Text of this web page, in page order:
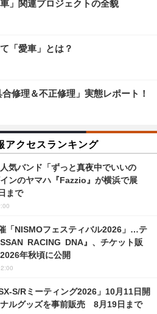
」関連プロジェクトの全貌
「愛車」とは？
修理＆不正修理」実態レポート！
アクセスランキング
人気バンド「ずっと真夜中でいいの
ンのヤマハ『Fazzio』が横浜で展
まで
「NISMOフェスティバル2026」…テ
RACING DNA』、チケット販
年秋頃に公開
S/Rミーティング2026」10月11日開
ルグッズを事前販売 8月19日まで